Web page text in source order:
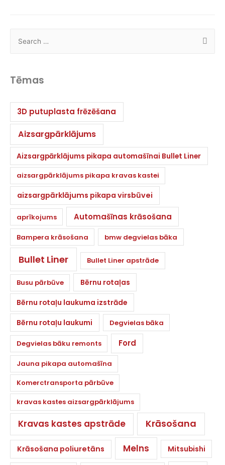
Tēmas
3D putuplasta frēzēšana
Aizsargpārklājums
Aizsargpārklājums pikapa automašīnai Bullet Liner
aizsargpārklājums pikapa kravas kastei
aizsargpārklājums pikapa virsbūvei
aprīkojums Automašīnas krāsošana
Bampera krāsošana bmw degvielas bāka
Bullet Liner Bullet Liner apstrāde
Busu pārbūve
Bērnu rotaļas
Bērnu rotaļu laukuma izstrāde
Bērnu rotaļu laukumi
Degvielas bāka
Degvielas bāku remonts Ford
Jauna pikapa automašīna
Komerctransporta pārbūve
kravas kastes aizsargpārklājums
Kravas kastes apstrāde Krāsošana
Krāsošana poliuretāns Melns Mitsubishi